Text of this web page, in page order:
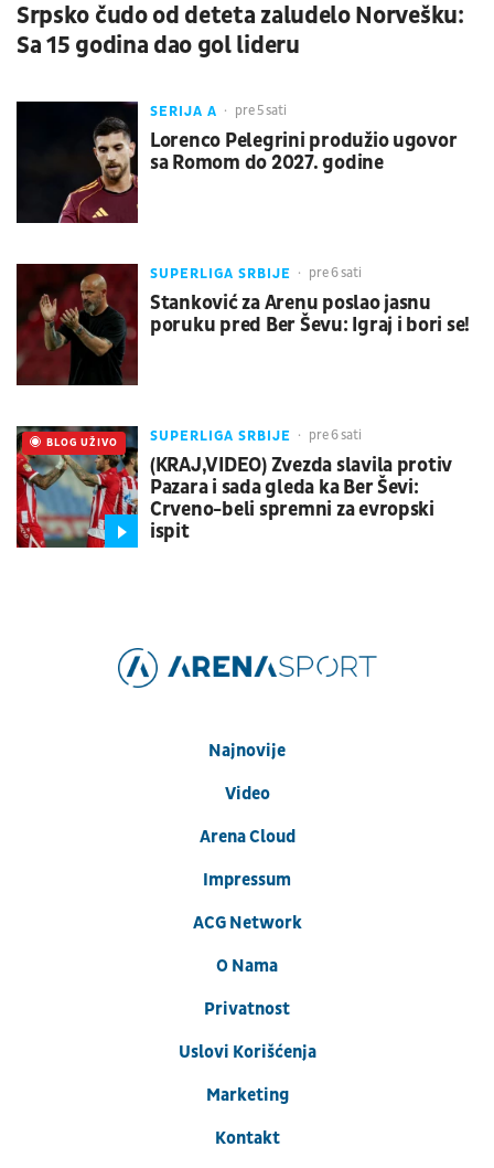
Srpsko čudo od deteta zaludelo Norvešku:
Sa 15 godina dao gol lideru
SERIJA A pre 5 sati
Lorenco Pelegrini produžio ugovor
sa Romom do 2027. godine
SUPERLIGA SRBIJE pre 6 sati
Stanković za Arenu poslao jasnu
poruku pred Ber Ševu: Igraj i bori se!
SUPERLIGA SRBIJE pre 6 sati
(KRAJ,VIDEO) Zvezda slavila protiv
Pazara i sada gleda ka Ber Ševi:
Crveno-beli spremni za evropski
ispit
UŽIVO
BLOG UŽIVO
Najnovije
Video
Arena Cloud
Impressum
ACG Network
O Nama
Privatnost
Uslovi Korišćenja
Marketing
Kontakt